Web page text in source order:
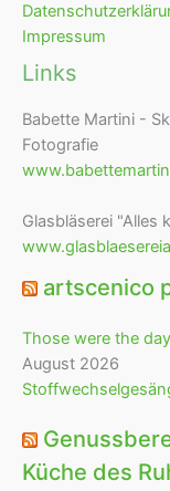
Impressum
Links
Babette Martini -
Fotografie
Glasbläserei "Alles
artscenico
Those were the
August 2026
Küche des